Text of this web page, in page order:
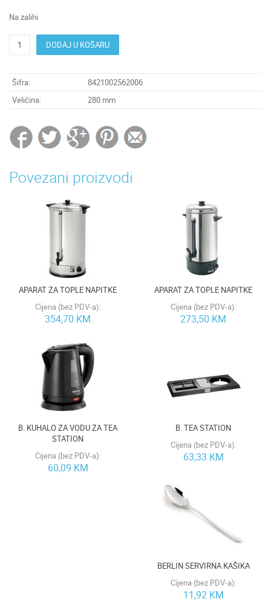
Na zalihi
DODAJ U KOŠARU
Šifra:
8421002562006
Veličina:
280 mm
Povezani proizvodi
APARAT ZA TOPLE NAPITKE
Cijena (bez PDV-a):
354,70 KM
APARAT ZA TOPLE NAPITKE
Cijena (bez PDV-a):
273,50 KM
B. KUHALO ZA VODU ZA TEA
STATION
Cijena (bez PDV-a):
60,09 KM
B. TEA STATION
Cijena (bez PDV-a):
63,33 KM
BERLIN SERVIRNA KAŠIKA
Cijena (bez PDV-a):
11,92 KM